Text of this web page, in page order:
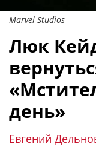
Marvel Studios
Люк
день»
Евгений